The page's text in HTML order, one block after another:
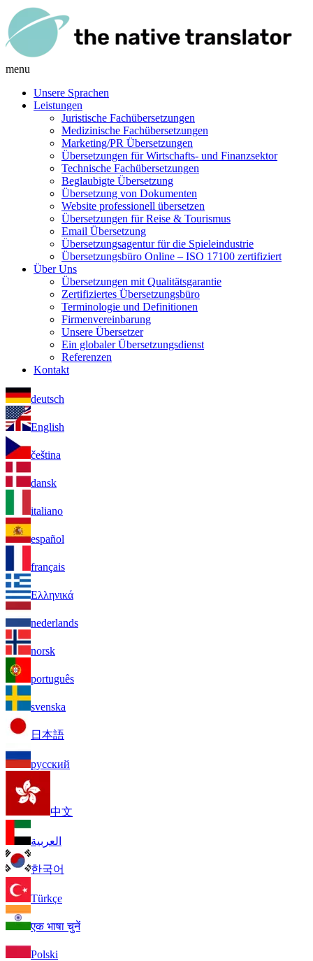
menu
Unsere Sprachen
Leistungen
Juristische Fachübersetzungen
Medizinische Fachübersetzungen
Marketing/PR Übersetzungen
Übersetzungen für Wirtschafts- und Finanzsektor
Technische Fachübersetzungen
Beglaubigte Übersetzung
Übersetzung von Dokumenten
Website professionell übersetzen
Übersetzungen für Reise & Tourismus
Email Übersetzung
Übersetzungsagentur für die Spieleindustrie
Übersetzungsbüro Online – ISO 17100 zertifiziert
Über Uns
Übersetzungen mit Qualitätsgarantie
Zertifiziertes Übersetzungsbüro
Terminologie und Definitionen
Firmenvereinbarung
Unsere Übersetzer
Ein globaler Übersetzungsdienst
Referenzen
Kontakt
deutsch
English
čeština
dansk
italiano
español
français
Ελληνικά
nederlands
norsk
português
svenska
日本語
русский
中文
العربية
한국어
Türkçe
एक भाषा चुनें
Polski